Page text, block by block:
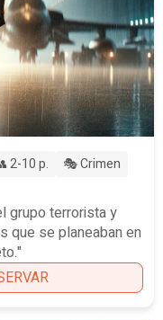
2-10 p.
🎭 Crimen
grupo terrorista y
que se planeaban en